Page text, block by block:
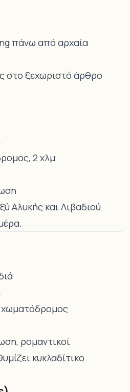
πάνω από αρχαία
στο ξεχωριστό άρθρο
2 χλμ
Αλυκής και Λιβαδιού.
χωματόδρομος
ρομαντικοί
κυκλαδίτικο